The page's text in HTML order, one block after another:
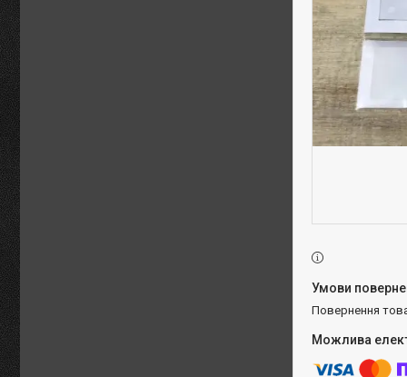
повернення